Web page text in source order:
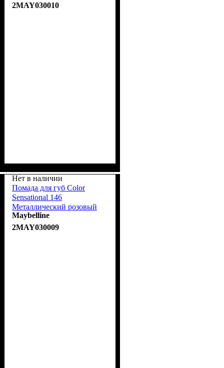
2MAY030010
Нет в наличии
Помада для губ Color
Sensational 146
Металлический розовый
5ml
Maybelline
2MAY030009